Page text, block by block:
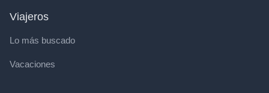
Viajeros
Lo más buscado
Vacaciones